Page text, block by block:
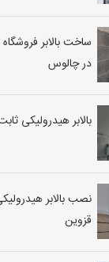
ساخت بالابر
در چالوس
بالابر هیدرولیکی
نصب بالابر
قزوین